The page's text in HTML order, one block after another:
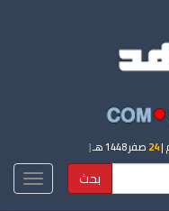
24 صفر 1448 هـ |
بحث